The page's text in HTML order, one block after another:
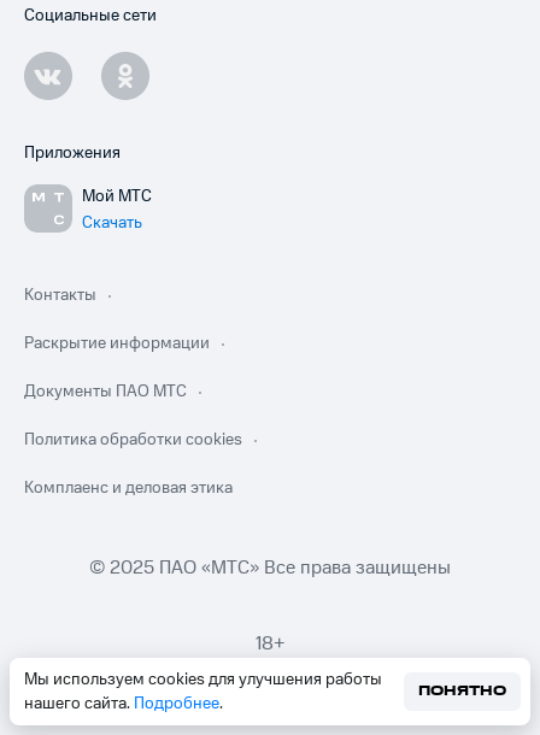
Мы используем cookies для улучшения работы
нашего сайта. Подробнее.
ПОНЯТНО
Социальные сети
Приложения
Мой МТС
Скачать
Контакты
Раскрытие информации
Документы ПАО МТС
Политика обработки cookies
Комплаенс и деловая этика
© 2025 ПАО «МТС» Все права защищены
18+